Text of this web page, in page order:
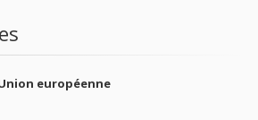
européenne